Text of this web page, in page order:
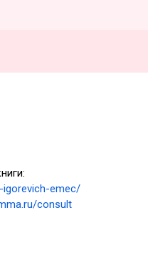
igorevich-emec/
consult